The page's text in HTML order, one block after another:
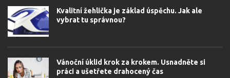
Kvalitní žehlička je základ úspěchu. Jak ale
vybrat tu správnou?
Vánoční úklid krok za krokem. Usnadněte si
práci a ušetřete drahocený čas